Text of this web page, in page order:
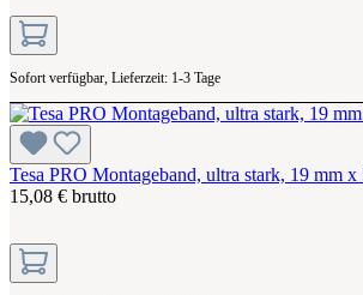
Sofort verfügbar, Lieferzeit: 1-3 Tage
Tesa PRO Montageband, ultra stark, 19 mm x
15,08 € brutto